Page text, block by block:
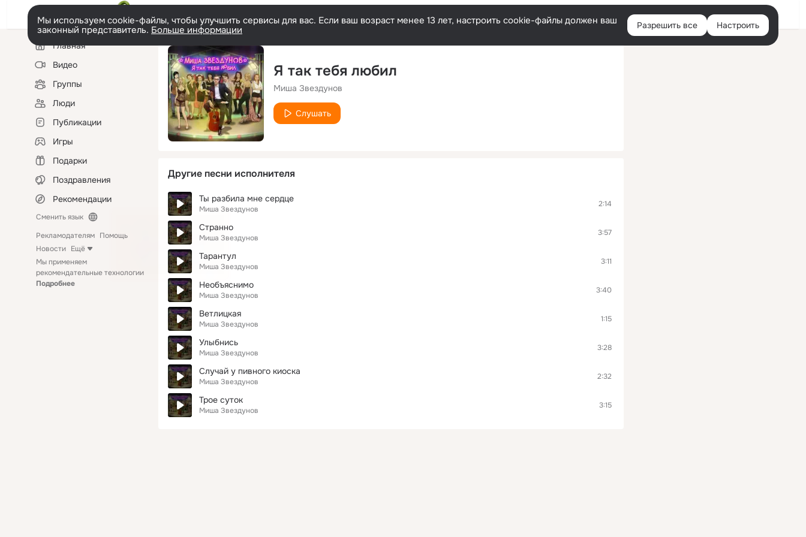
Войти
Мы используем cookie-файлы, чтобы улучшить сервисы для вас. Если ваш возраст менее 13 лет, настроить cookie-файлы должен ваш
законный представитель. Больше информации Разрешить все Настроить
Левая
колонкаГлавная
Видео
Группы
Люди
Публикации
Игры
Подарки
Поздравления
Рекомендации
Сменить язык
Рекламодателям Помощь
Новости Ещё
Мы применяем
рекомендательные технологии
Подробнее
Я так тебя любил
Миша Звездунов
Слушать
Другие песни исполнителя
Ты разбила мне сердце
Миша Звездунов
2:14
Странно
Миша Звездунов
3:57
Тарантул
Миша Звездунов
3:11
Необъяснимо
Миша Звездунов
3:40
Ветлицкая
Миша Звездунов
1:15
Улыбнись
Миша Звездунов
3:28
Случай у пивного киоска
Миша Звездунов
2:32
Трое суток
Миша Звездунов
3:15